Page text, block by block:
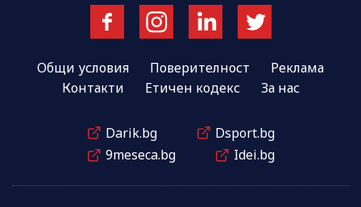
Общи условия Поверителност
Реклама
Контакти
Етичен кодекс За нас
Darik.bg
Dsport.bg
9meseca.bg
Idei.bg